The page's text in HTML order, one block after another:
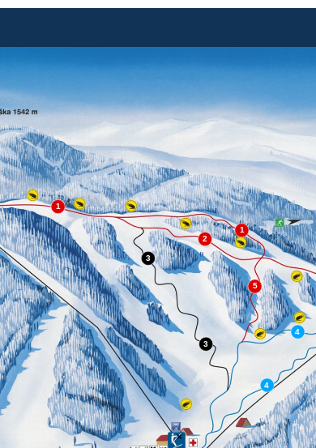
1
1
2
3
3
5
4
4
❌